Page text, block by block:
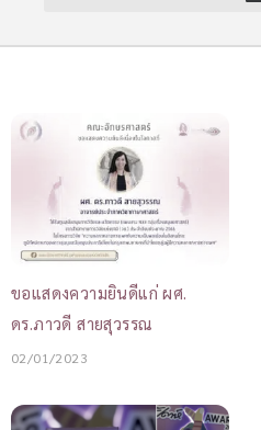
ขอแสดงความยินดีแก่ ผศ.
ดร.ภาวดี สายสุวรรณ
02/01/2023